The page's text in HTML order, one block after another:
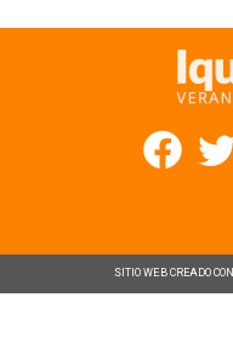
SITIO WEB CREADO